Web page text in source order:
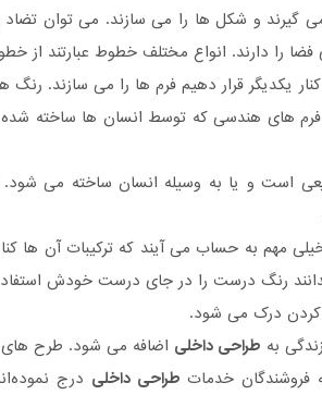
گیرند و شکل ها را می سازند. می توان
را دارند. انواع مختلف خطوط عبارتند از
یکدیگر قرار دهیم فرم ها را می سازند.
فرم های هندسی که توسط انسان ها ساخته
است و یا به وسیله انسان ساخته می
مهم به حساب می آیند که ترکیبات آن ها
رنگ درست را در جای درست خودش
درک می شود.
به طراحی داخلی اضافه می شود. طرح های
فروشندگان خدمات طراحی داخلی درج